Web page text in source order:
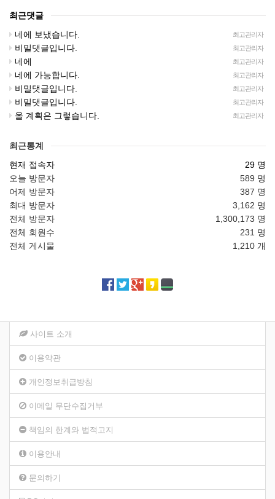
최근댓글
최고관리자
네에 보냈습니다.
최고관리자
비밀댓글입니다.
최고관리자
네에
최고관리자
네에 가능합니다.
최고관리자
비밀댓글입니다.
최고관리자
비밀댓글입니다.
최고관리자
올 계획은 그렇습니다.
최근통계
현재 접속자
29 명
오늘 방문자
589 명
어제 방문자
387 명
최대 방문자
3,162 명
전체 방문자
1,300,173 명
전체 회원수
231 명
전체 게시물
1,210 개
사이트 소개
이용약관
개인정보취급방침
이메일 무단수집거부
책임의 한계와 법적고지
이용안내
문의하기